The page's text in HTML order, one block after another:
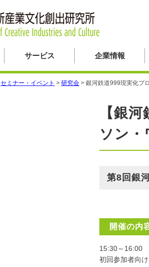
サービス 企業情報
セミナー・イベント > 研究会 > 銀河鉄道999現実化プ
【銀
ソン・
第8回銀
開催の内
15:30～16:00
初回参加者向